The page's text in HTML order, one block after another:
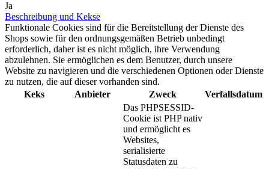
Ja
Beschreibung und Kekse
Funktionale Cookies sind für die Bereitstellung der Dienste des
Shops sowie für den ordnungsgemäßen Betrieb unbedingt
erforderlich, daher ist es nicht möglich, ihre Verwendung
abzulehnen. Sie ermöglichen es dem Benutzer, durch unsere
Website zu navigieren und die verschiedenen Optionen oder Dienste
zu nutzen, die auf dieser vorhanden sind.
Keks
Anbieter Zweck Verfallsdatum
Das PHPSESSID-
Cookie ist PHP nativ
und ermöglicht es
Websites,
serialisierte
Statusdaten zu